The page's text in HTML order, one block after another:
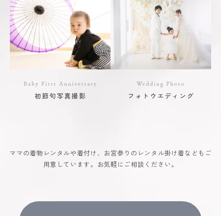
Baby First Anniversary
初節句写真撮影
Wedding Photo
フォトウエディング
ママの着物レンタルや着付け、お宮参りのレンタル掛け着などもご
用意しています。お気軽にご相談ください。